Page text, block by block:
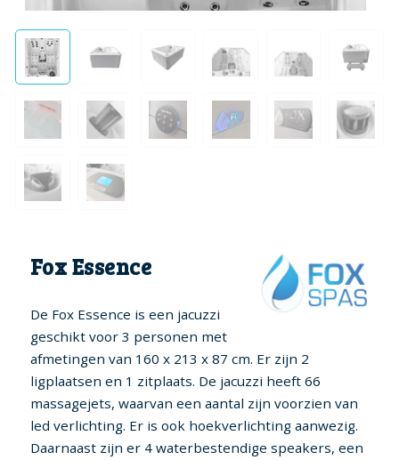
Fox Essence
De Fox Essence is een jacuzzi
geschikt voor 3 personen met
afmetingen van 160 x 213 x 87 cm. Er zijn 2
ligplaatsen en 1 zitplaats. De jacuzzi heeft 66
massagejets, waarvan een aantal zijn voorzien van
led verlichting. Er is ook hoekverlichting aanwezig.
Daarnaast zijn er 4 waterbestendige speakers, een